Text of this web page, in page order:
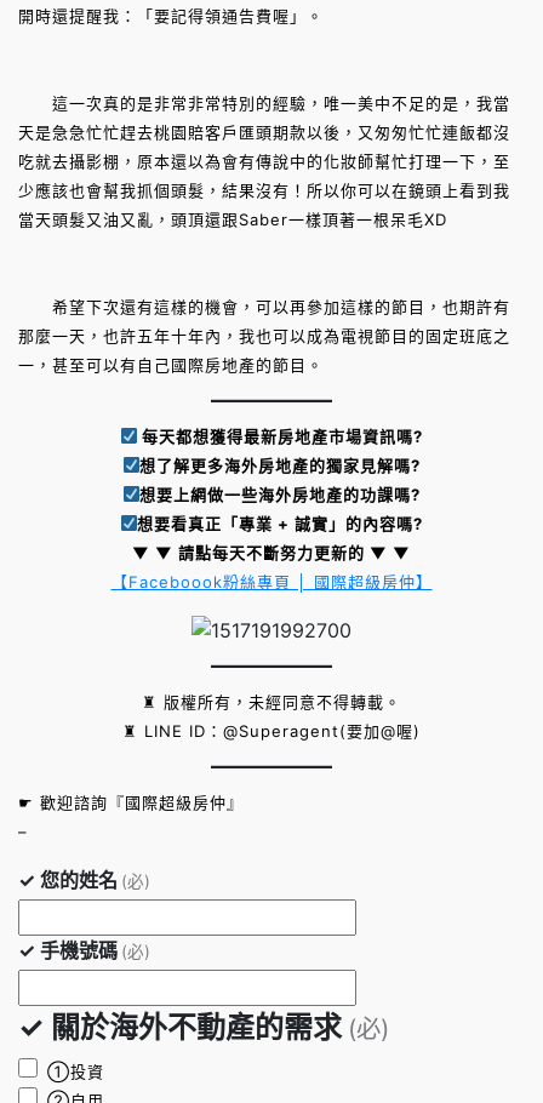
開時還提醒我：「要記得領通告費喔」。
這一次真的是非常非常特別的經驗，唯一美中不足的是，我當
天是急急忙忙趕去桃園賠客戶匯頭期款以後，又匆匆忙忙連飯都沒
吃就去攝影棚，原本還以為會有傳說中的化妝師幫忙打理一下，至
少應該也會幫我抓個頭髮，結果沒有！所以你可以在鏡頭上看到我
當天頭髮又油又亂，頭頂還跟Saber一樣頂著一根呆毛XD
希望下次還有這樣的機會，可以再參加這樣的節目，也期許有
那麼一天，也許五年十年內，我也可以成為電視節目的固定班底之
一，甚至可以有自己國際房地產的節目。
每天都想獲得最新房地產市場資訊嗎?
想了解更多海外房地產的獨家見解嗎?
想要上網做一些海外房地產的功課嗎?
想要看真正「專業 + 誠實」的內容嗎?
▼ ▼ 請點每天不斷努力更新的 ▼ ▼
【Faceboook粉絲專頁 │ 國際超級房仲】
♜ 版權所有，未經同意不得轉載。
♜ LINE ID：@Superagent(要加@喔)
☛ 歡迎諮詢『國際超級房仲』
–
✓ 您的姓名 (必)
✓ 手機號碼 (必)
✓ 關於海外不動產的需求 (必)
①投資